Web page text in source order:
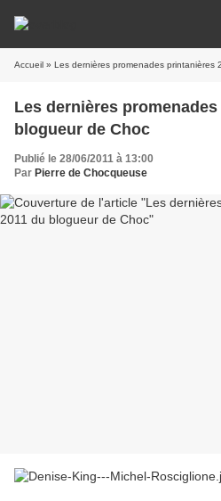
Accueil » Les dernières promenades printanières
Les dernières
blogueur de Choc
Publié le 28/06/2011 à 13:00
Par Pierre de Chocqueuse